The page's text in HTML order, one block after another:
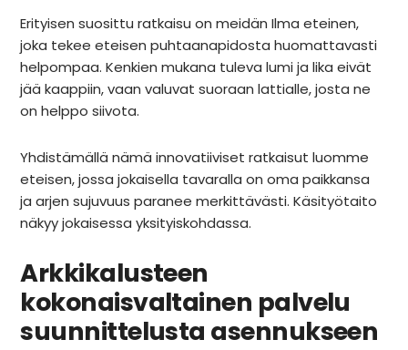
Erityisen suosittu ratkaisu onmeidän Ilma eteinen,
joka tekee eteisen puhtaanapidosta huomattavasti
helpompaa.Kenkien mukana tuleva lumi ja lika eivät
jää kaappiin, vaan valuvat suoraan lattialle, josta ne
on helppo siivota.
Yhdistämällä nämä innovatiiviset ratkaisut luomme
eteisen, jossa jokaisella tavaralla on oma paikkansa
ja arjen sujuvuus paranee merkittävästi. Käsityötaito
näkyy jokaisessa yksityiskohdassa.
Arkkikalusteen
kokonaisvaltainen palvelu
suunnittelusta asennukseen